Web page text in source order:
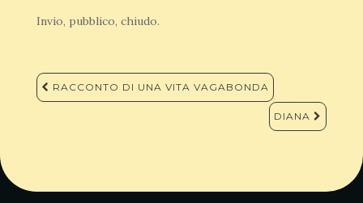
Invio, pubblico, chiudo.
Navigazione
articoli
RACCONTO DI UNA VITA VAGABONDA
DIANA